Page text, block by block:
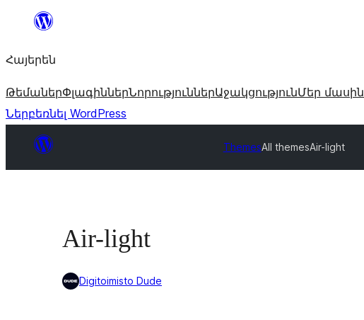
Անցնել
Հայերեն
ԹեմաներՓլագիններՆորություններԱջակցությունՄեր մասին
Ներբեռնել WordPress
ThemesAll themesAir-light
Air-light
Digitoimisto Dude